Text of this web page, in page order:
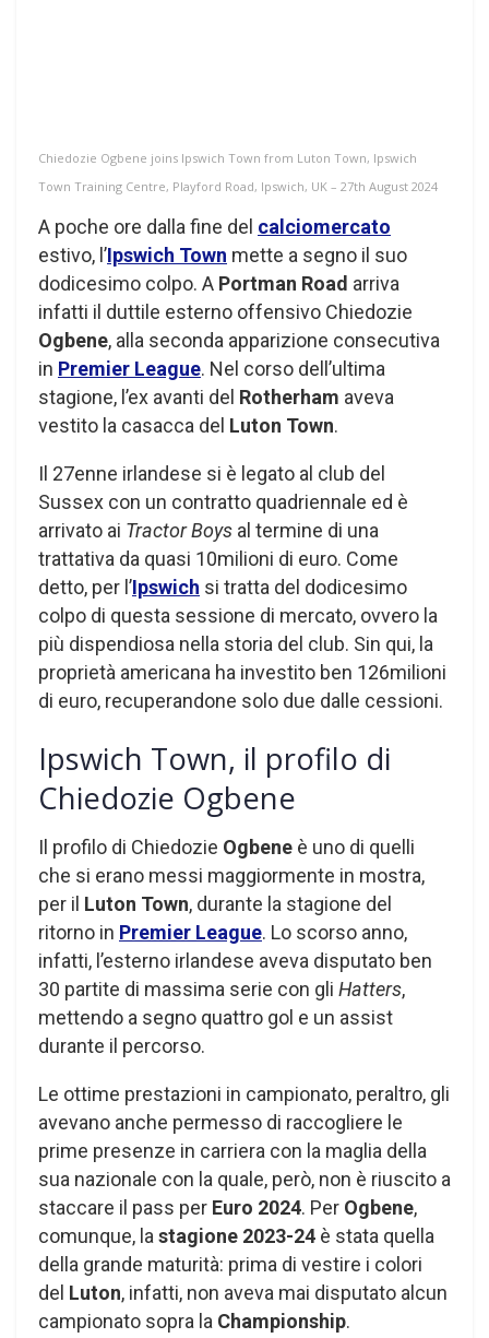
Chiedozie Ogbene joins Ipswich Town from Luton Town, Ipswich
Town Training Centre, Playford Road, Ipswich, UK – 27th August 2024
A poche ore dalla fine del calciomercato
estivo, l’Ipswich Town mette a segno il suo
dodicesimo colpo. A Portman Road arriva
infatti il duttile esterno offensivo Chiedozie
Ogbene, alla seconda apparizione consecutiva
in Premier League. Nel corso dell’ultima
stagione, l’ex avanti del Rotherham aveva
vestito la casacca del Luton Town.
Il 27enne irlandese si è legato al club del
Sussex con un contratto quadriennale ed è
arrivato ai Tractor Boys al termine di una
trattativa da quasi 10milioni di euro. Come
detto, per l’Ipswich si tratta del dodicesimo
colpo di questa sessione di mercato, ovvero la
più dispendiosa nella storia del club. Sin qui, la
proprietà americana ha investito ben 126milioni
di euro, recuperandone solo due dalle cessioni.
Ipswich Town, il profilo di
Chiedozie Ogbene
Il profilo di Chiedozie Ogbene è uno di quelli
che si erano messi maggiormente in mostra,
per il Luton Town, durante la stagione del
ritorno in Premier League. Lo scorso anno,
infatti, l’esterno irlandese aveva disputato ben
30 partite di massima serie con gli Hatters,
mettendo a segno quattro gol e un assist
durante il percorso.
Le ottime prestazioni in campionato, peraltro, gli
avevano anche permesso di raccogliere le
prime presenze in carriera con la maglia della
sua nazionale con la quale, però, non è riuscito a
staccare il pass per Euro 2024. Per Ogbene,
comunque, la stagione 2023-24 è stata quella
della grande maturità: prima di vestire i colori
del Luton, infatti, non aveva mai disputato alcun
campionato sopra la Championship.